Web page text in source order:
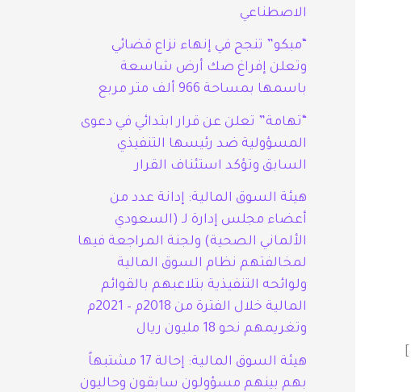
الاصطناعي
“مبكو” تنجح في إنهاء نزاع قضائي
وتعلن إفراغ صك أرض شاسعة
باسمها بمساحة 966 ألف متر مربع
“تهامة” تعلن عن قرار ابتدائي في دعوى
المسؤولية ضد رئيسها التنفيذي
السابق وتؤكد استئناف القرار
هيئة السوق المالية: إدانة عدد من
أعضاء مجلس إدارة لـ (السعودي
الألماني الصحية) ولجنة المراجعة فيها
لمخالفتهم نظام السوق المالية
ولوائحه التنفيذية بتلاعبهم بالقوائم
المالية خلال الفترة من 2018م – 2021م
وتغريمهم نحو 18 مليون ريال
هيئة السوق المالية: إحالة 17 مشتبهاً
بهم بينهم مسؤولون سابقون وحاليون